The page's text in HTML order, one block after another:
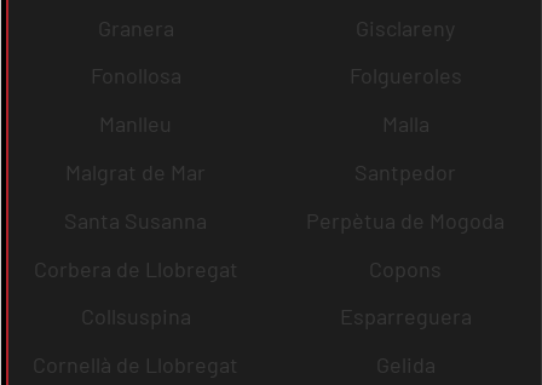
Granera
Gisclareny
Fonollosa
Folgueroles
Manlleu
Malla
Malgrat de Mar
Santpedor
Santa Susanna
Perpètua de Mogoda
Corbera de Llobregat
Copons
Collsuspina
Esparreguera
Cornellà de Llobregat
Gelida